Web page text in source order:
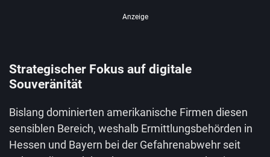
Anzeige
Strategischer Fokus auf digitale
Souveränität
Bislang dominierten amerikanische Firmen diesen
sensiblen Bereich, weshalb Ermittlungsbehörden in
Hessen und Bayern bei der Gefahrenabwehr seit